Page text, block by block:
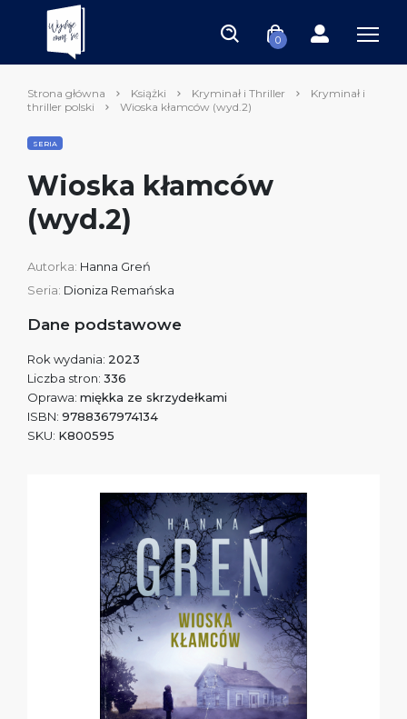
0
Strona główna Książki Kryminał i Thriller
Kryminał i
thriller polski
Wioska kłamców (wyd.2)
SERIA
Wioska kłamców
(wyd.2)
Autorka: Hanna Greń
Seria: Dioniza Remańska
Dane podstawowe
Rok wydania: 2023
Liczba stron: 336
Oprawa: miękka ze skrzydełkami
ISBN: 9788367974134
SKU: K800595